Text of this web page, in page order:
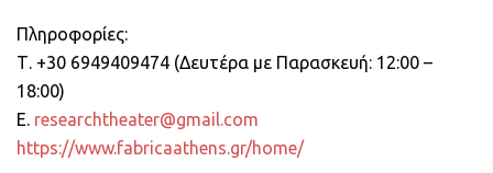
Πληροφορίες:
Τ. +30 6949409474 (Δευτέρα με Παρασκευή: 12:00 –
18:00)
Ε. researchtheater@gmail.com
https://www.fabricaathens.gr/home/